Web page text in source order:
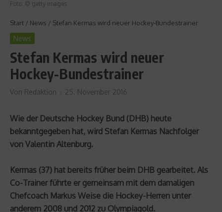
Foto: © getty images
Start / News / Stefan Kermas wird neuer Hockey-Bundestrainer
News
Stefan Kermas wird neuer
Hockey-Bundestrainer
Von Redaktion 25. November 2016
Wie der Deutsche Hockey Bund (DHB) heute
bekanntgegeben hat, wird Stefan Kermas Nachfolger
von Valentin Altenburg.
Kermas (37) hat bereits früher beim DHB gearbeitet. Als
Co-Trainer führte er gemeinsam mit dem damaligen
Chefcoach Markus Weise die Hockey-Herren unter
anderem 2008 und 2012 zu Olympiagold.